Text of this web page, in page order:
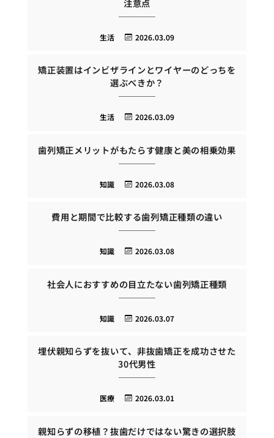
注意点
2026.03.09
生活
矯正装置はインビザラインとワイヤーのどっちを
選ぶべきか？
2026.03.09
生活
歯列矯正メリットがもたらす健康と美の相乗効果
2026.03.08
知識
費用と期間で比較する歯列矯正種類の違い
2026.03.08
知識
社会人におすすめの目立たない歯列矯正種類
2026.03.07
知識
埋伏親知らずを抜いて、非抜歯矯正を成功させた
30代男性
2026.03.01
医療
親知らずの移植？抜歯だけではない驚きの選択肢